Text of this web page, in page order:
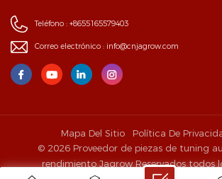
Teléfono : +8655165579403
Correo electrónico : info@cnjagrow.com
Mapa Del Sitio Política De
© 2026 Proveedor de piezas de tuning
rendimiento Jagrow Reservados todos